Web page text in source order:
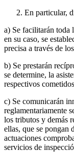
En particular,
a) Se facilitarán toda
en su caso, se
precisa a través de
b) Se prestarán
se determine, la
respectivos
c) Se comunicarán
reglamentariamente
los tributos y demás
ellas, que se pongan
actuaciones
servicios de